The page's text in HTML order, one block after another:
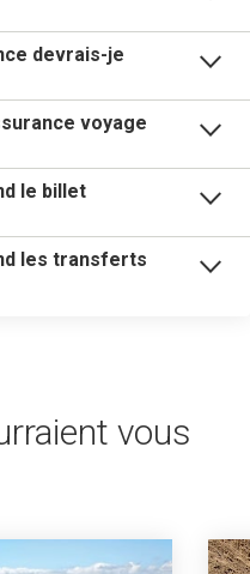
devrais-je
voyage
le billet
les transferts
vous